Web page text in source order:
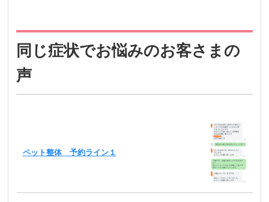
同じ症状でお悩みのお客さまの
声
ペット整体 予約ライン１